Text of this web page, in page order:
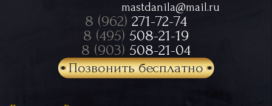
mastdanila@mail.ru
8 (962) 271-72-74
8 (495) 508-21-19
8 (903) 508-21-04
Позвонить бесплатно